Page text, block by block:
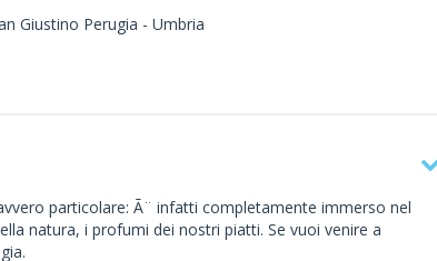
Giustino Perugia - Umbria
particolare: Ã¨ infatti completamente immerso nel
natura, i profumi dei nostri piatti. Se vuoi venire a